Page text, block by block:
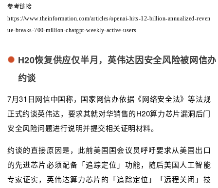
参考链接
https://www.theinformation.com/articles/openai-hits-12-billion-annualized-reven
ue-breaks-700-million-chatgpt-weekly-active-users
H20恢复供应仅半月，英伟达因安全风险被网信办
约谈
7月31日网信中国称，国家网信办依据《网络安全法》等法规
正式约谈英伟达，要求其就对华销售的H20算力芯片漏洞后门
安全风险问题进行说明并提交相关证明材料。
约谈的直接原因是，此前美国国会议员呼吁要求从美国出口
的先进芯片必须配备「追踪定位」功能，随后美国人工智能
专家证实，英伟达算力芯片的「追踪定位」「远程关闭」技